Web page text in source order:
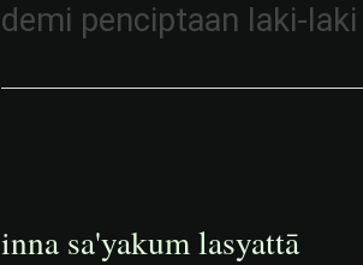
demi penciptaan laki-
inna sa'yakum lasyattā